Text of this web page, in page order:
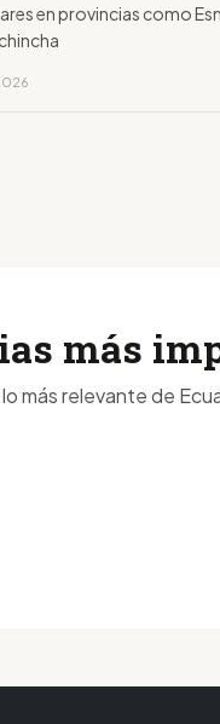
en provincias como
más
más relevante de